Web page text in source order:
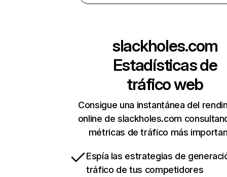
slackholes.com
Estadísticas de
tráfico web
Consigue una instantánea del
online de slackholes.com
métricas de tráfico más
Espía las estrategias de
tráfico de tus competidores